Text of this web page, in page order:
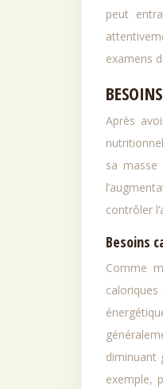
peut
examens
Après
sa masse
contrôler
Besoins
Comme
diminuant
exemple,